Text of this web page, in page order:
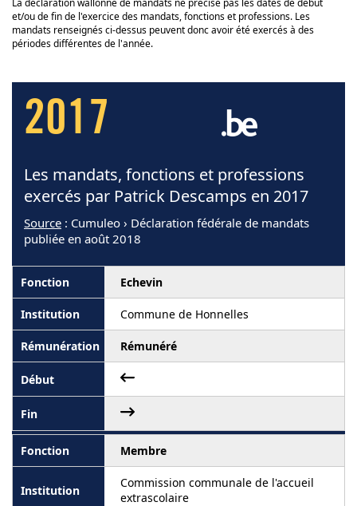
La déclaration wallonne de mandats ne précise pas les dates de début
et/ou de fin de l'exercice des mandats, fonctions et professions. Les
mandats renseignés ci-dessus peuvent donc avoir été exercés à des
périodes différentes de l'année.
2017
Les mandats, fonctions et professions
exercés par Patrick Descamps en 2017
Source : Cumuleo › Déclaration fédérale de mandats
publiée en août 2018
Echevin
Commune de Honnelles
Rémunéré
Membre
Commission communale de l'accueil
extrascolaire